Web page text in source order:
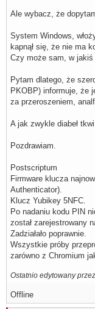
Ale wybacz, że
System Windows,
kapnął się, że nie ma
Czy może sam, w jakiś
Pytam dlatego, że
PKOBP) informuje, że
za przeroszeniem,
A jak zwykle diabeł
Pozdrawiam.
Postscriptum
Firmware klucza
Authenticator).
Klucz Yubikey 5NFC.
Po nadaniu kodu PIN
został zarejestrowany
Zadziałało poprawnie.
Wszystkie próby
zarówno z Chromium
Ostatnio edytowany
Offline